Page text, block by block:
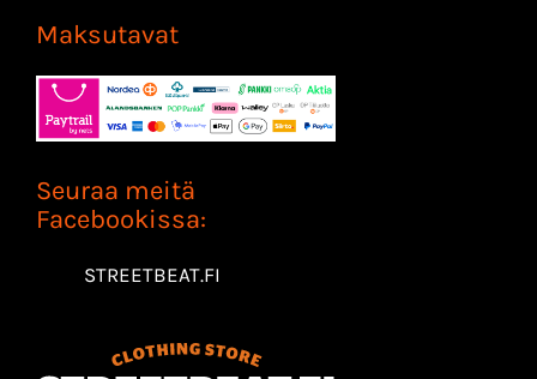
Maksutavat
Seuraa meitä
Facebookissa:
STREETBEAT.FI